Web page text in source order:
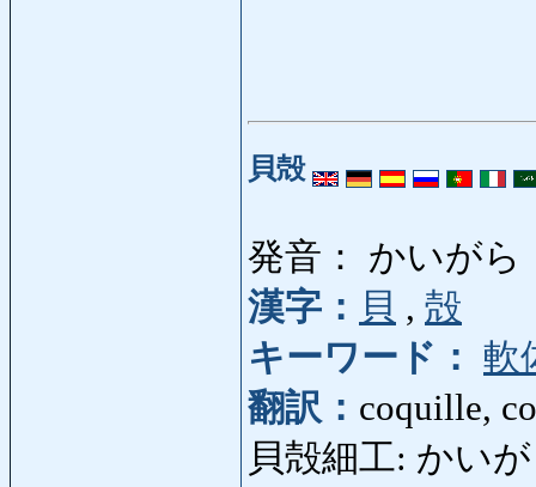
貝殻
発音： かいがら
漢字： 貝 , 殻
キーワード： 軟
翻訳： coquille,
貝殻細工: かい